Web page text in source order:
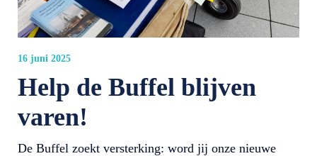
16 juni 2025
Help de Buffel blijven
varen!
De Buffel zoekt versterking: word jij onze nieuwe